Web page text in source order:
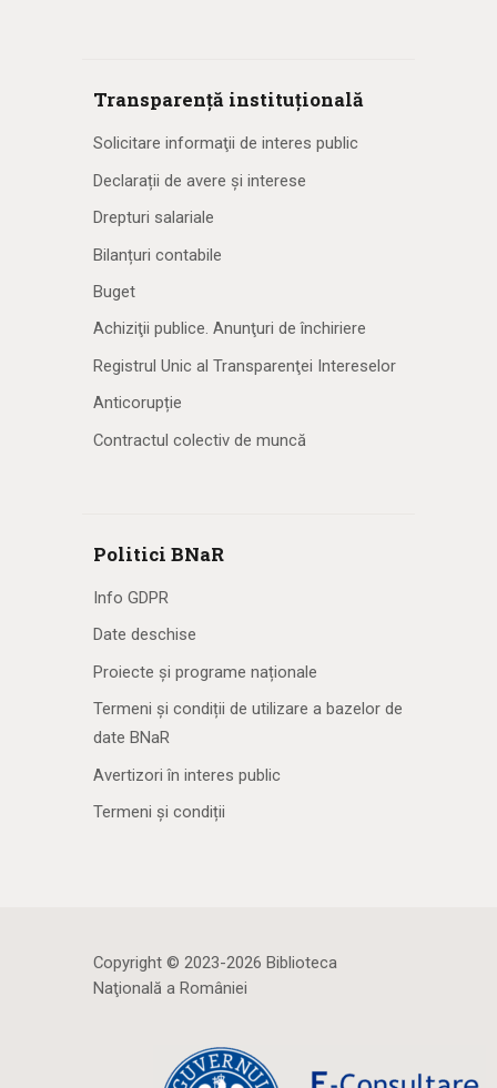
Transparență instituțională
Solicitare informaţii de interes public
Declarații de avere și interese
Drepturi salariale
Bilanțuri contabile
Buget
Achiziţii publice. Anunţuri de închiriere
Registrul Unic al Transparenţei Intereselor
Anticorupție
Contractul colectiv de muncă
Politici BNaR
Info GDPR
Date deschise
Proiecte și programe naționale
Termeni și condiții de utilizare a bazelor de
date BNaR
Avertizori în interes public
Termeni și condiții
Copyright © 2023-2026 Biblioteca
Naţională a României